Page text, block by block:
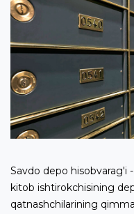
Savdo depo hisobvarag'i
kitob ishtirokchisining
qatnashchilarining